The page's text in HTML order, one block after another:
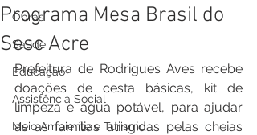
Obras
Saúde
Educação
Assistência Social
Meio Ambiente e Turismo
Programa Mesa Brasil do
Sesc Acre
Prefeitura de Rodrigues Aves recebe
doações de cesta básicas, kit de
limpeza e água potável, para ajudar
as as famílias atingidas pelas cheias